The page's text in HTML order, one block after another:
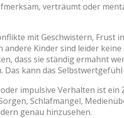
verträumt oder
mit Geschwistern, Frust
Kinder sind leider keine
dass sie ständig ermahnt
Das kann das
impulsive Verhalten ist ein
Schlafmangel,
genau hinzusehen.